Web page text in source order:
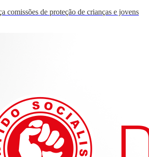
comissões de proteção de crianças e jovens